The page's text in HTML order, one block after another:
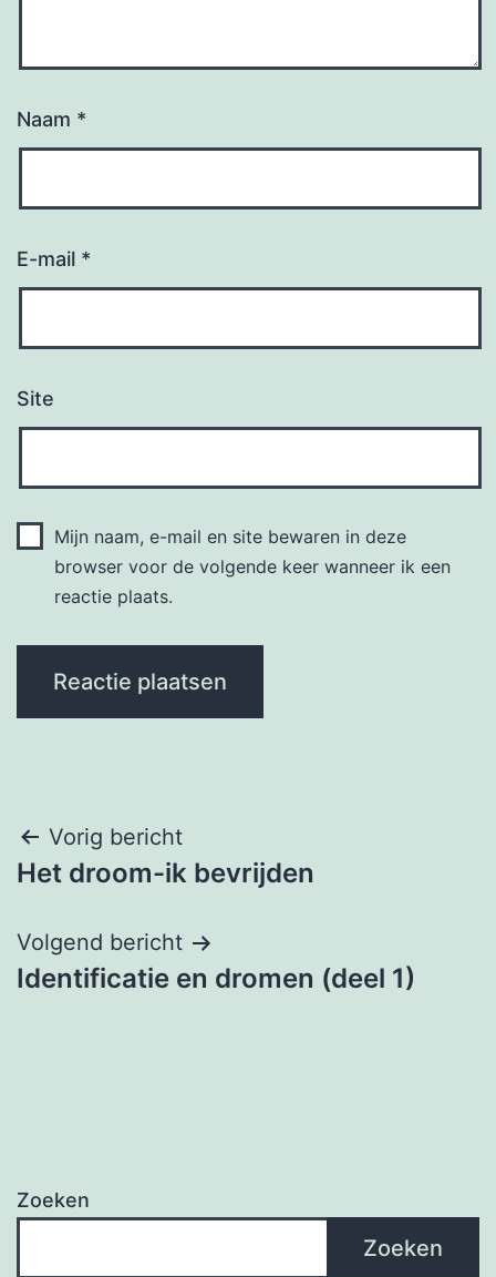
Naam *
E-mail *
Site
Mijn naam, e-mail en site bewaren in deze
browser voor de volgende keer wanneer ik een
reactie plaats.
Berichtnavigatie
Vorig bericht
Het droom-ik bevrijden
Volgend bericht
Identificatie en dromen (deel 1)
Zoeken
Zoeken